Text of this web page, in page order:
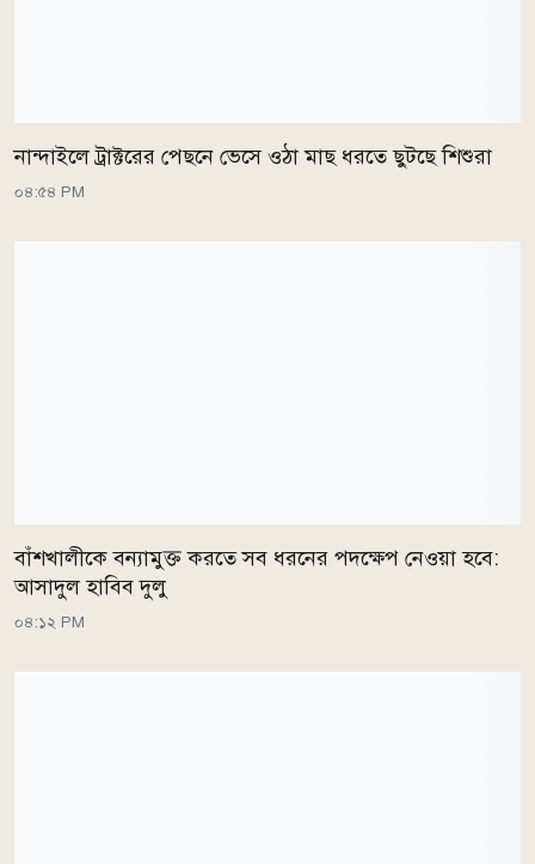
নান্দাইলে ট্রাক্টরের পেছনে ভেসে ওঠা মাছ ধরতে ছুটছে শিশুরা
০৪:৫৪ PM
বাঁশখালীকে বন্যামুক্ত করতে সব ধরনের পদক্ষেপ নেওয়া হবে:
আসাদুল হাবিব দুলু
০৪:১২ PM